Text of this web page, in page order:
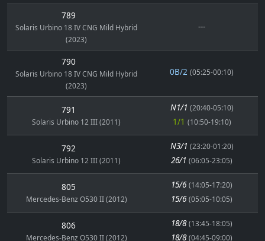
789
Solaris Urbino 18 IV CNG Mild Hybrid
(2023)
---
790
Solaris Urbino 18 IV CNG Mild Hybrid
(2023)
0B/2 (05:25-00:10)
791
Solaris Urbino 12 III (2011)
N1/1 (20:40-05:10)
1/1 (10:50-19:10)
792
Solaris Urbino 12 III (2011)
N3/1 (23:20-01:20)
26/1 (06:05-23:05)
805
Mercedes-Benz O530 II (2012)
15/6 (14:05-17:20)
15/6 (05:05-10:05)
806
Mercedes-Benz O530 II (2012)
18/8 (13:45-18:05)
18/8 (04:45-09:00)